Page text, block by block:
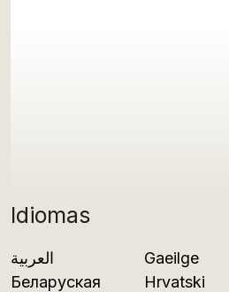
Idiomas
العربية
Беларуская
Gaeilge
Hrvatski